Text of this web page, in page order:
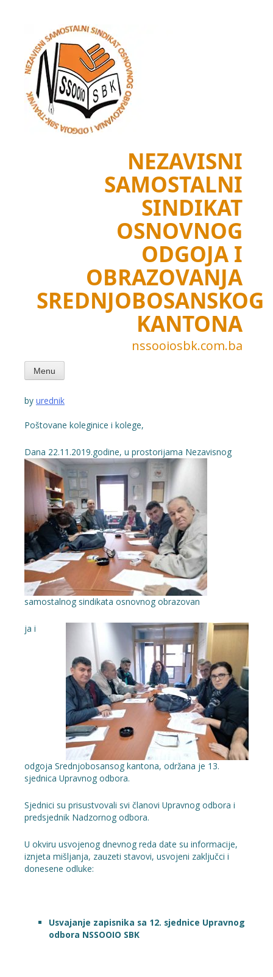
content
NEZAVISNI
SAMOSTALNI
SINDIKAT
OSNOVNOG
ODGOJA I
OBRAZOVANJA
SREDNJOBOSANSKOG
KANTONA
nssooiosbk.com.ba
Menu
by urednik
Poštovane koleginice i kolege,
Dana 22.11.2019.godine, u prostorijama Nezavisnog
samostalnog sindikata osnovnog obrazovan
ja i
odgoja Srednjobosansog kantona, održana je 13.
sjednica Upravnog odbora.
Sjednici su prisustvovali svi članovi Upravnog odbora i
predsjednik Nadzornog odbora.
U okviru usvojenog dnevnog reda date su informacije,
iznjeta mišljanja, zauzeti stavovi, usvojeni zaključci i
donesene odluke:
Usvajanje zapisnika sa 12. sjednice Upravnog
odbora NSSOOIO SBK